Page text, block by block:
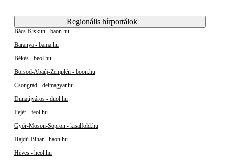
Regionális hírportálok
Bács-Kiskun - baon.hu
Baranya - bama.hu
Békés - beol.hu
Borsod-Abaúj-Zemplén - boon.hu
Csongrád - delmagyar.hu
Dunaújváros - duol.hu
Fejér - feol.hu
Győr-Moson-Sopron - kisalfold.hu
Hajdú-Bihar - haon.hu
Heves - heol.hu